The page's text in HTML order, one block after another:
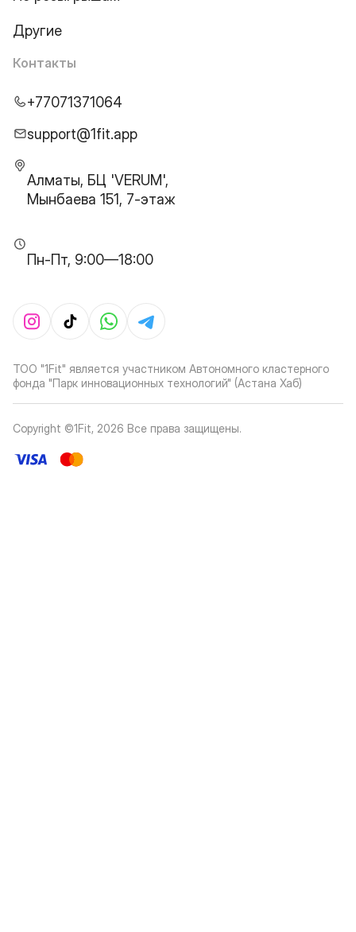
Другие
Контакты
+77071371064
support@1fit.app
Алматы, БЦ 'VERUM',
Мынбаева 151, 7-этаж
Пн-Пт, 9:00—18:00
ТОО "1Fit" является участником Автономного кластерного
фонда "Парк инновационных технологий" (Астана Хаб)
Copyright ©1Fit, 2026 Все права защищены.